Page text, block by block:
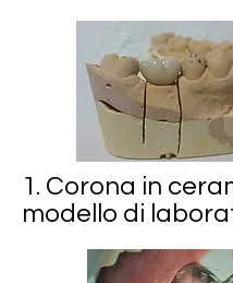
1. Corona in
modello di